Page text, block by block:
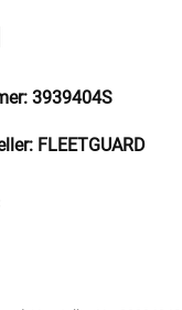
3939404S
FLEETGUARD